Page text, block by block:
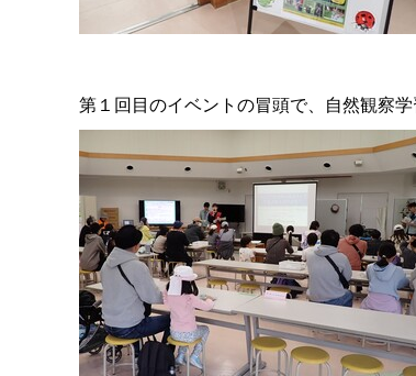
第１回目のイベントの冒頭で、自然観察